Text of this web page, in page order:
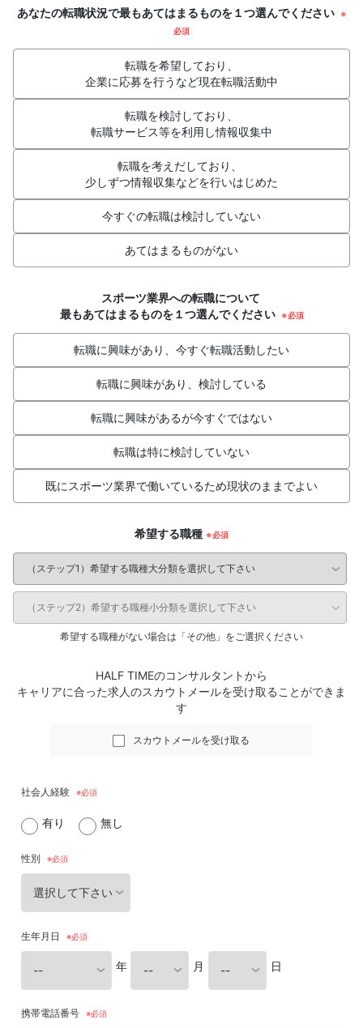
あなたの転職状況で最もあてはまるものを１つ選んでください ※
必須
転職を希望しており、
企業に応募を行うなど現在転職活動中
転職を検討しており、
転職サービス等を利用し情報収集中
転職を考えだしており、
少しずつ情報収集などを行いはじめた
今すぐの転職は検討していない
あてはまるものがない
スポーツ業界への転職について
最もあてはまるものを１つ選んでください ※必須
転職に興味があり、今すぐ転職活動したい
転職に興味があり、検討している
転職に興味があるが今すぐではない
転職は特に検討していない
既にスポーツ業界で働いているため現状のままでよい
希望する職種
希望する職種がない場合は「その他」をご選択ください
HALF TIMEのコンサルタントから
キャリアに合った求人のスカウトメールを受け取ることができま
す
スカウトメールを受け取る
社会人経験
有り 無し
性別
生年月日
年 月 日
携帯電話番号